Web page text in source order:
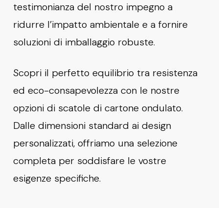
testimonianza del nostro impegno a
ridurre l’impatto ambientale e a fornire
soluzioni di imballaggio robuste.
Scopri il perfetto equilibrio tra resistenza
ed eco-consapevolezza con le nostre
opzioni di scatole di cartone ondulato.
Dalle dimensioni standard ai design
personalizzati, offriamo una selezione
completa per soddisfare le vostre
esigenze specifiche.